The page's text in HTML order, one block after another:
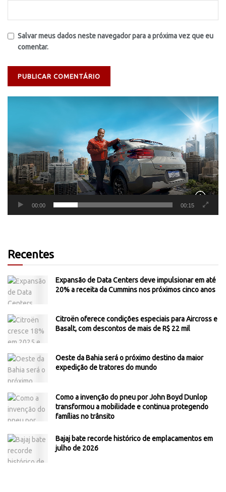
Salvar meus dados neste navegador para a próxima vez que eu
comentar.
00:00 00:15
Recentes
Expansão de Data Centers deve impulsionar em até
20% a receita da Cummins nos próximos cinco anos
Citroën oferece condições especiais para Aircross e
Basalt, com descontos de mais de R$ 22 mil
Oeste da Bahia será o próximo destino da maior
expedição de tratores do mundo
Como a invenção do pneu por John Boyd Dunlop
transformou a mobilidade e continua protegendo
famílias no trânsito
Bajaj bate recorde histórico de emplacamentos em
julho de 2026